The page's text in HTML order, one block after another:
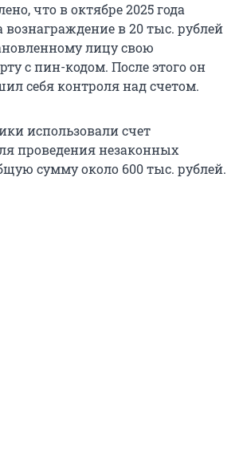
что в октябре 2025 года
в 20 тыс. рублей
лицу свою
с пин-кодом. После этого он
себя контроля над счетом.
использовали счет
проведения незаконных
сумму около 600 тыс. рублей.